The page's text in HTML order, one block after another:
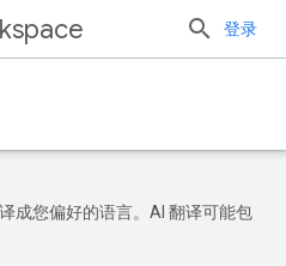
登录
成您偏好的语言。AI 翻译可能包